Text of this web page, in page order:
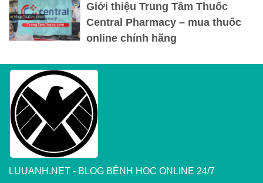
Giới thiệu Trung Tâm Thuốc
Central Pharmacy – mua thuốc
online chính hãng
LUUANH.NET - BLOG BỆNH HỌC ONLINE 24/7